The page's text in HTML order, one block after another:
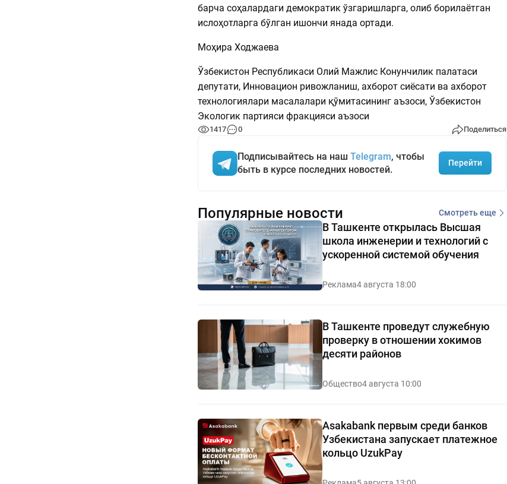
барча соҳалардаги демократик ўзгаришларга, олиб борилаётган
ислоҳотларга бўлган ишончи янада ортади.
Моҳира Ходжаева
Ўзбекистон Республикаси Олий Мажлис Конунчилик палатаси
депутати, Инновацион ривожланиш, ахборот сиёсати ва ахборот
технологиялари масалалари қўмитасининг аъзоси, Ўзбекистон
Экологик партияси фракцияси аъзоси
1417 0 Поделиться
Подписывайтесь на наш Telegram, чтобы
быть в курсе последних новостей.
Перейти
Популярные новости Смотреть еще
В Ташкенте открылась Высшая
школа инженерии и технологий с
ускоренной системой обучения
Реклама4 августа 18:00
В Ташкенте проведут служебную
проверку в отношении хокимов
десяти районов
Общество4 августа 10:00
Asakabank первым среди банков
Узбекистана запускает платежное
кольцо UzukPay